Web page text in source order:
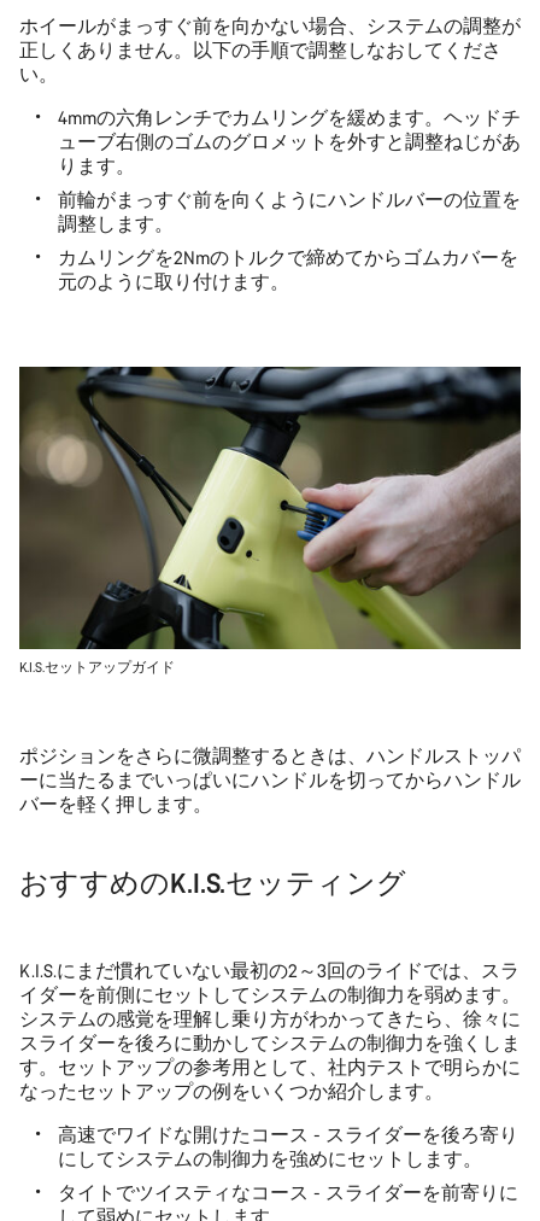
ホイールがまっすぐ前を向かない場合、システムの調整が
正しくありません。以下の手順で調整しなおしてくださ
い。
4mmの六角レンチでカムリングを緩めます。ヘッドチ
ューブ右側のゴムのグロメットを外すと調整ねじがあ
ります。
前輪がまっすぐ前を向くようにハンドルバーの位置を
調整します。
カムリングを2Nmのトルクで締めてからゴムカバーを
元のように取り付けます。
K.I.S.セットアップガイド
ポジションをさらに微調整するときは、ハンドルストッパ
ーに当たるまでいっぱいにハンドルを切ってからハンドル
バーを軽く押します。
おすすめのK.I.S.セッティング
K.I.S.にまだ慣れていない最初の2～3回のライドでは、スラ
イダーを前側にセットしてシステムの制御力を弱めます。
システムの感覚を理解し乗り方がわかってきたら、徐々に
スライダーを後ろに動かしてシステムの制御力を強くしま
す。セットアップの参考用として、社内テストで明らかに
なったセットアップの例をいくつか紹介します。
高速でワイドな開けたコース - スライダーを後ろ寄り
にしてシステムの制御力を強めにセットします。
タイトでツイスティなコース - スライダーを前寄りに